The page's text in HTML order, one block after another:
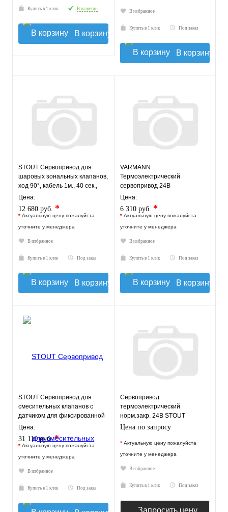
Купить в 1 клик В наличии
В корзину
В избранное
Купить в 1 клик Под заказ
В корзину
STOUT Сервопривод для
шаровых зональных клапанов,
ход 90°, кабель 1м., 40 сек.,
24V, 4 полюса
Цена:
12 680 руб. *
* Актуальную цену пожалуйста
уточните у менеджера
В избранное
Купить в 1 клик Под заказ
В корзину
VARMANN
Термоэлектрический
сервопривод 24В
Цена:
6 310 руб. *
* Актуальную цену пожалуйста
уточните у менеджера
В избранное
Купить в 1 клик Под заказ
В корзину
STOUT Сервопривод для
смесительных клапанов с
датчиком для фиксированной
регулировки температуры
Цена:
31 110 руб.*
* Актуальную цену пожалуйста
уточните у менеджера
В избранное
Купить в 1 клик Под заказ
Сервопривод
термоэлектрический
норм.закр. 24В STOUT
Цена по запросу
* Актуальную цену пожалуйста
уточните у менеджера
В избранное
Купить в 1 клик Под заказ
Запросить цену